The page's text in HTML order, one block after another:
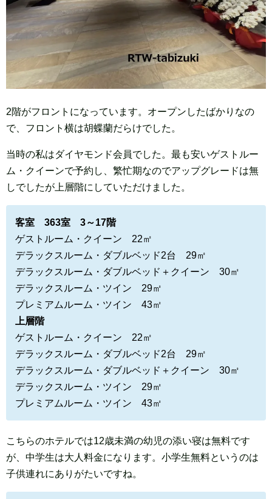
2階がフロントになっています。オープンしたばかりなの
で、フロント横は胡蝶蘭だらけでした。
当時の私はダイヤモンド会員でした。最も安いゲストルー
ム・クイーンで予約し、繁忙期なのでアップグレードは無
しでしたが上層階にしていただけました。
客室 363室 3～17階
ゲストルーム・クイーン 22㎡
デラックスルーム・ダブルベッド2台 29㎡
デラックスルーム・ダブルベッド＋クイーン 30㎡
デラックスルーム・ツイン 29㎡
プレミアムルーム・ツイン 43㎡
上層階
ゲストルーム・クイーン 22㎡
デラックスルーム・ダブルベッド2台 29㎡
デラックスルーム・ダブルベッド＋クイーン 30㎡
デラックスルーム・ツイン 29㎡
プレミアムルーム・ツイン 43㎡
こちらのホテルでは12歳未満の幼児の添い寝は無料です
が、中学生は大人料金になります。小学生無料というのは
子供連れにありがたいですね。